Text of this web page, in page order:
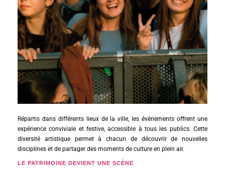
Répartis dans différents lieux de la ville, les événements offrent une
expérience conviviale et festive, accessible à tous les publics. Cette
diversité artistique permet à chacun de découvrir de nouvelles
disciplines et de partager des moments de culture en plein air.
LE PATRIMOINE DEVIENT UNE SCÈNE